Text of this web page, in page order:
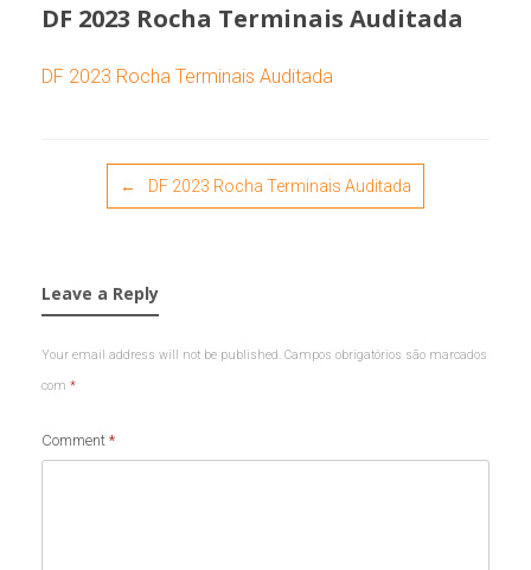
DF 2023 Rocha Terminais Auditada
DF 2023 Rocha Terminais Auditada
Post navigation
← DF 2023 Rocha Terminais Auditada
Leave a Reply
Your email address will not be published. Campos obrigatórios são marcados
com *
Comment *